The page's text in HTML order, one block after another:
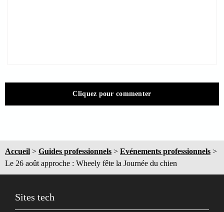
Cliquez pour commenter
Accueil > Guides professionnels > Evénements professionnels >
Le 26 août approche : Wheely fête la Journée du chien
Sites tech